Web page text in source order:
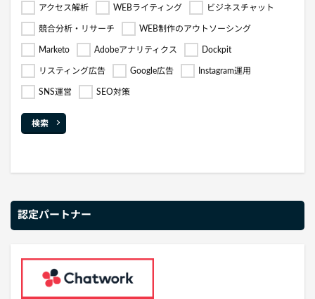
アクセス解析 WEBライティング ビジネスチャット
競合分析・リサーチ WEB制作のアウトソーシング
Marketo Adobeアナリティクス Dockpit
リスティング広告 Google広告 Instagram運用
SNS運営 SEO対策
検索
認定パートナー